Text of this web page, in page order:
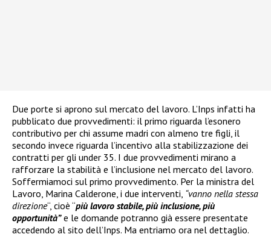
Due porte si aprono sul mercato del lavoro. L’Inps infatti ha
pubblicato due provvedimenti: il primo riguarda l’esonero
contributivo per chi assume madri con almeno tre figli, il
secondo invece riguarda l’incentivo alla stabilizzazione dei
contratti per gli under 35. I due provvedimenti mirano a
rafforzare la stabilità e l’inclusione nel mercato del lavoro.
Soffermiamoci sul primo provvedimento. Per la ministra del
Lavoro, Marina Calderone, i due interventi, “vanno nella stessa
direzione“, cioè “più lavoro stabile, più inclusione, più
opportunità”e le domande potranno già essere presentate
accedendo al sito dell’Inps. Ma entriamo ora nel dettaglio.